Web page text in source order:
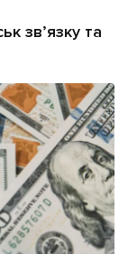
зв’язку та